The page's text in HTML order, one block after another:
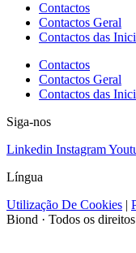
Contactos
Contactos Geral
Contactos das
Contactos
Contactos Geral
Contactos das
Siga-nos
Linkedin Instagram
Língua
Utilização De Cookies |
Biond · Todos os